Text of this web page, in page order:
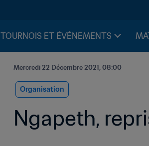
TOURNOIS ET ÉVÉNEMENTS
Mercredi 22 Décembre 2021, 08:00
Organisation
Ngapeth,